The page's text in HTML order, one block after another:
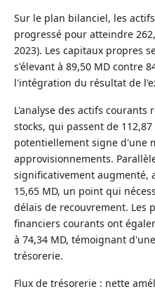
Sur le plan bilanciel, les
progressé pour atteindre
2023). Les capitaux propres
s'élevant à 89,50 MD contre
l'intégration du résultat de
L'analyse des actifs courants
stocks, qui passent de 112,87
potentiellement signe d'une
approvisionnements.
significativement augmenté,
15,65 MD, un point qui
délais de recouvrement. Les
financiers courants ont
à 74,34 MD, témoignant
trésorerie.
Flux de trésorerie : nette